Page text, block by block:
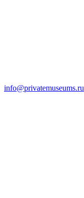
info@privatemuseums.ru